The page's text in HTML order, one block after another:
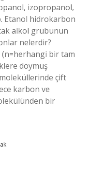
izopropanol,
Etanol hidrokarbon
alkol grubunun
nelerdir?
bir tam
doymuş
çift
karbon ve
bir